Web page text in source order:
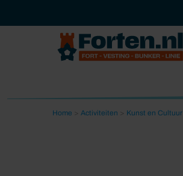
Home Activiteiten Kunst en Cultuur